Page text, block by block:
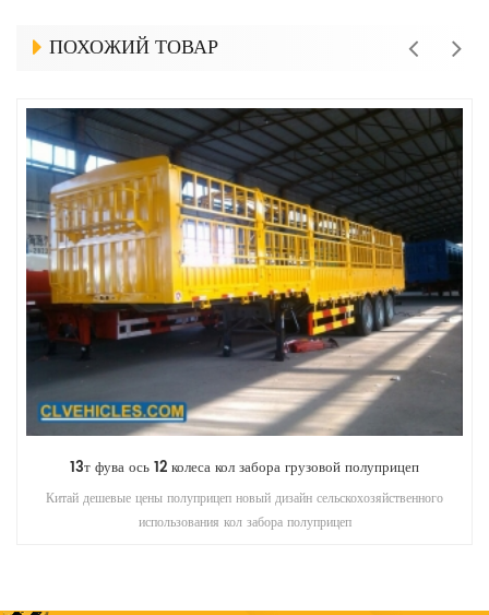
ПОХОЖИЙ ТОВАР
13т фува ось 12 колеса кол забора грузовой полуприцеп
Китай дешевые цены полуприцеп новый дизайн сельскохозяйственного
использования кол забора полуприцеп